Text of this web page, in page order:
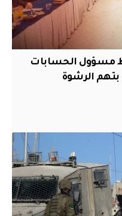
مسؤول الحسابات
الرشوة